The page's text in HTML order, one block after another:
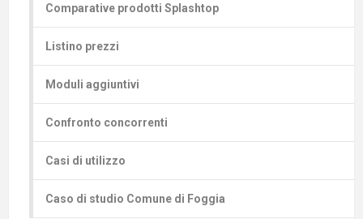
Comparative prodotti Splashtop
Listino prezzi
Moduli aggiuntivi
Confronto concorrenti
Casi di utilizzo
Caso di studio Comune di Foggia